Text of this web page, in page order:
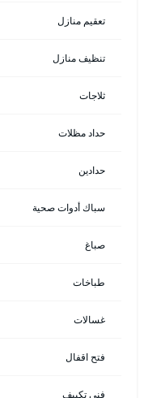
تعقيم منازل
تنظيف منازل
ثلاجات
حداد مظلات
حدادين
سباك أدوات صحية
صباغ
طباخات
غسالات
فتح اقفال
فني تكييف